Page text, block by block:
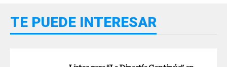
TE PUEDE INTERESAR